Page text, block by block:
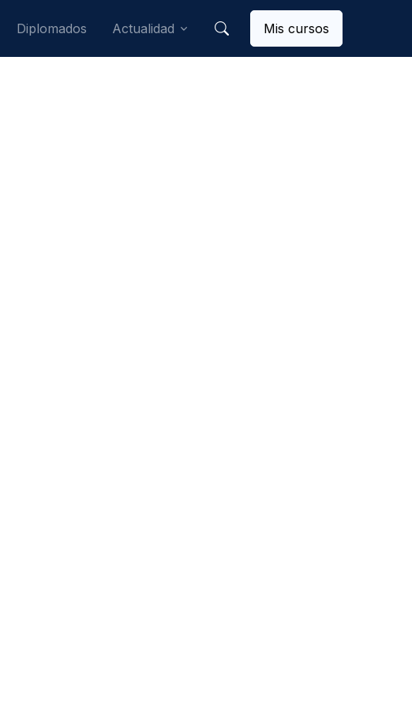
Mis cursos
Diplomados Actualidad